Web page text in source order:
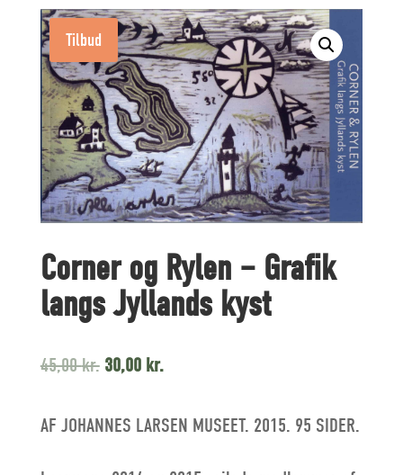
Tilbud
Corner og Rylen – Grafik
langs Jyllands kyst
45,00kr. Original
was:
30,00 kr.Current
is:
AF JOHANNES LARSEN MUSEET. 2015. 95 SIDER.